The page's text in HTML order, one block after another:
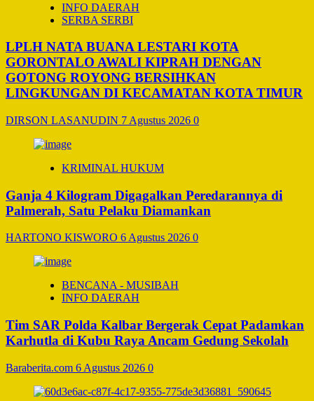
INFO DAERAH
SERBA SERBI
LPLH NATA BUANA LESTARI KOTA
GORONTALO AWALI KIPRAH DENGAN
GOTONG ROYONG BERSIHKAN
LINGKUNGAN DI KECAMATAN KOTA TIMUR
DIRSON LASANUDIN 7 Agustus 2026 0
KRIMINAL HUKUM
Ganja 4 Kilogram Digagalkan Peredarannya di
Palmerah, Satu Pelaku Diamankan
HARTONO KISWORO 6 Agustus 2026 0
BENCANA - MUSIBAH
INFO DAERAH
Tim SAR Polda Kalbar Bergerak Cepat Padamkan
Karhutla di Kubu Raya Ancam Gedung Sekolah
Baraberita.com 6 Agustus 2026 0